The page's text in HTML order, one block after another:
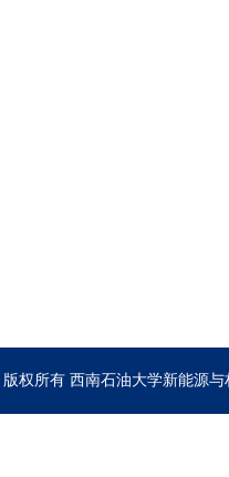
版权所有 西南石油大学新能源